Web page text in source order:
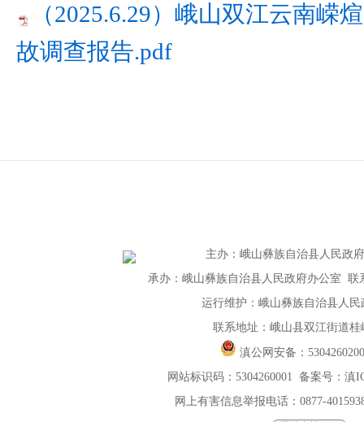
（2025.6.29）峨山双江云南嵘
故调查报告.pdf
主办： 峨山彝族自治县人民政
承办：峨山彝族自治县人民政府办公室 联
运行维护：峨山彝族自治县人民
联系地址：峨山县双江街道桂
滇公网安备：
网站标识码：5304260001 备案号：滇
网上有害信息举报电话：0877-